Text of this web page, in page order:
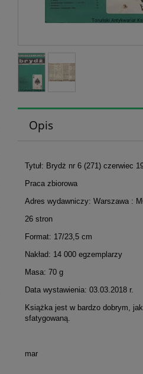
Opis
Tytuł: Brydż nr 6 (271) czerwiec
Praca zbiorowa
Adres wydawniczy: Warszawa :
26 stron
Format: 17/23,5 cm
Nakład: 14 000 egzemplarzy
Masa: 70 g
Data wystawienia: 03.03.2018 r.
Książka jest w bardzo dobrym,
sfatygowaną.
mar